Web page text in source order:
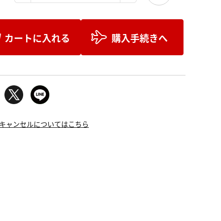
カートに入れる 購入手続きへ
ャンセルについてはこちら